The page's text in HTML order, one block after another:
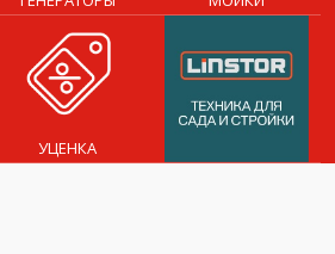
УЦЕНКА